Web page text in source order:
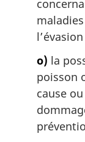
o) la
poisson
cause